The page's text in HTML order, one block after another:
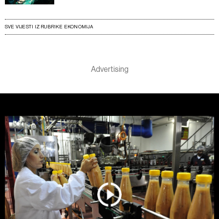
SVE VIJESTI IZ RUBRIKE EKONOMIJA